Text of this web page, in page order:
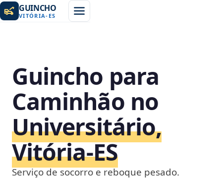
GUINCHO
VITÓRIA- ES
Guincho para
Caminhão no
Universitário,
Vitória‑ES
Serviço de socorro e reboque pesado.